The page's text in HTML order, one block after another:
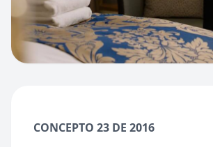
CONCEPTO 23 DE 2016